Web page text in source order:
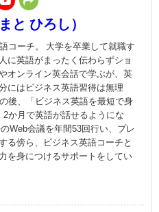
と ひろし）
コーチ。 大学を卒業して就職す
に英語がまったく伝わらずショ
オンライン英会話で学ぶが、英
にはビジネス英語習得は無理
後、「ビジネス英語を最短で身
か月で英語が話せるようにな
Web会議を年間53回行い、プレ
る傍ら、ビジネス英語コーチと
を身につけるサポートをしてい